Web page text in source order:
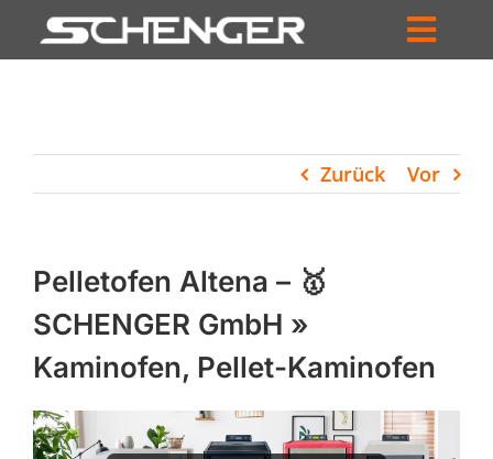
Inhalt
HÄNDLERSUCHE
UNTERNEHMEN
PROFIL
WARENKORB
Zurück Vor
Pelletofen Altena – 🥇
SCHENGER GmbH »
Kaminofen, Pellet-Kaminofen